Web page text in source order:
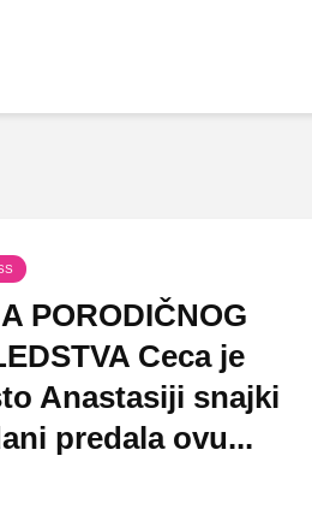
PORODIČNOG
Ceca je
Anastasiji snajki
predala ovu...